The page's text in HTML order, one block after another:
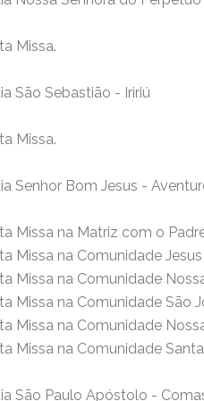
Missa.
São Sebastião - Iririú
Missa.
Senhor Bom Jesus -
Missa na Matriz com o
Missa na Comunidade
Missa na Comunidade
Missa na Comunidade São
Missa na Comunidade
Missa na Comunidade
São Paulo Apóstolo -